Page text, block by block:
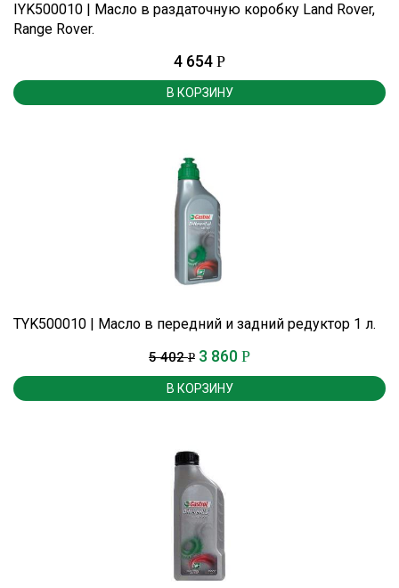
IYK500010 | Масло в раздаточную коробку Land Rover,
Range Rover.
4 654 Р
В КОРЗИНУ
TYK500010 | Масло в передний и задний редуктор 1 л.
5 402Р 3 860 Р
В КОРЗИНУ